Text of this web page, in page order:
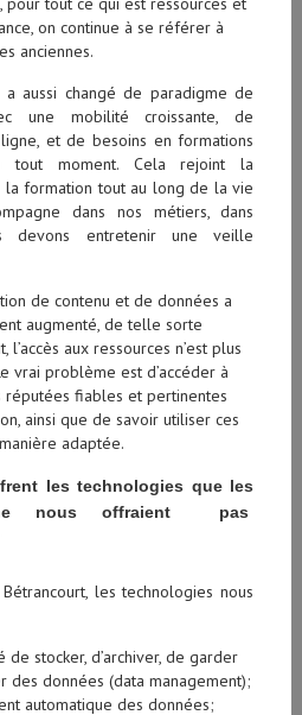
on continue à se référer à
anciennes.
a aussi changé de paradigme de
une mobilité croissante, de
et de besoins en formations
tout moment. Cela rejoint la
la formation tout au long de la vie
dans nos métiers, dans
devons entretenir une veille
de contenu et de données a
augmenté, de telle sorte
l’accès aux ressources n’est plus
vrai problème est d’accéder à
réputées fiables et pertinentes
ainsi que de savoir utiliser ces
adaptée.
les technologies que les
nous offraient pas
les technologies nous
stocker, d’archiver, de garder
des données (data management);
automatique des données;